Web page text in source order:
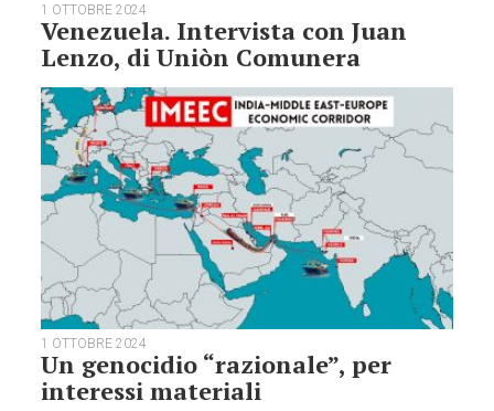
1 OTTOBRE 2024
Venezuela. Intervista con Juan
Lenzo, di Uniòn Comunera
1 OTTOBRE 2024
Un genocidio “razionale”, per
interessi materiali